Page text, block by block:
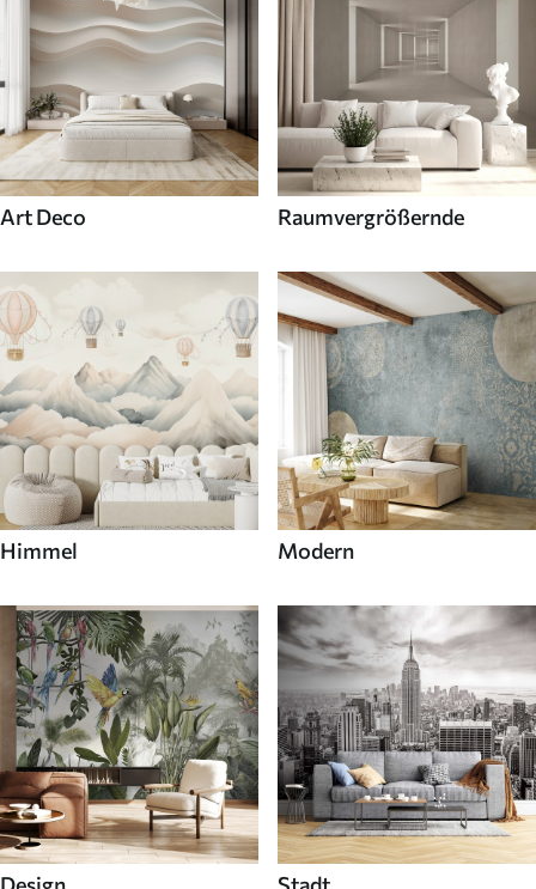
Art Deco Raumvergrößernde
Himmel Modern